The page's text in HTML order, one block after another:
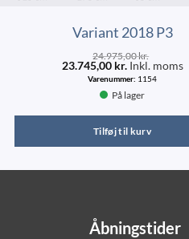
Variant 2018 P3
24.975,00kr.
23.745,00 kr.Inkl. moms
Varenummer: 1154
På lager
Tilføj til kurv
Åbningstider